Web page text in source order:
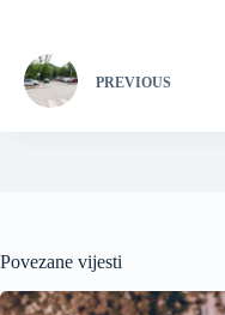
PREVIOUS
Povezane vijesti